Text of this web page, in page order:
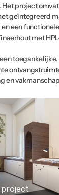
project
geïntegreerd
een
met
en
project